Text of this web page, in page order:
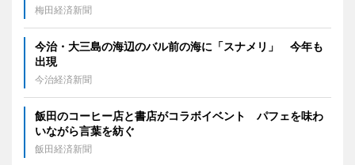
梅田経済新聞
今治・大三島の海辺のバル前の海に「スナメリ」 今年も
出現
今治経済新聞
飯田のコーヒー店と書店がコラボイベント パフェを味わ
いながら言葉を紡ぐ
飯田経済新聞